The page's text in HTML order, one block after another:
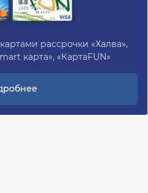
рассрочки «Халва»,
карта», «КартаFUN»